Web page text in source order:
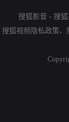
搜狐影音 - 搜
搜狐视频隐私政策、